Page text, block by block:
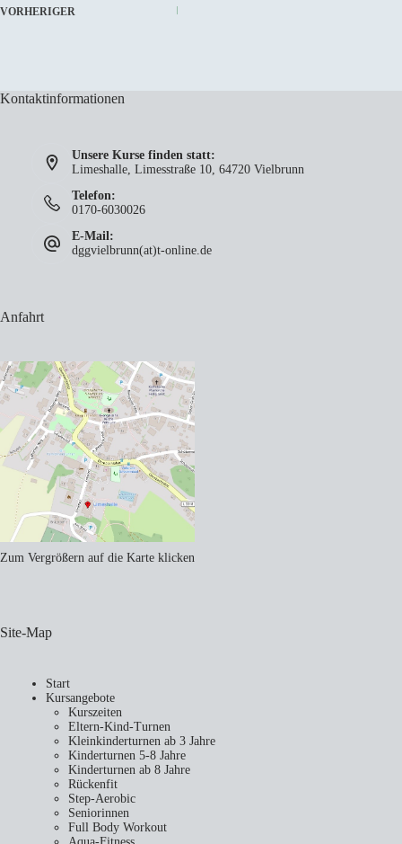
VORHERIGER
Kontaktinformationen
Unsere Kurse finden statt:
Limeshalle, Limesstraße 10, 64720 Vielbrunn
Telefon:
0170-6030026
E-Mail:
dggvielbrunn(at)t-online.de
Anfahrt
Zum Vergrößern auf die Karte klicken
Site-Map
Start
Kursangebote
Kurszeiten
Eltern-Kind-Turnen
Kleinkinderturnen ab 3 Jahre
Kinderturnen 5-8 Jahre
Kinderturnen ab 8 Jahre
Rückenfit
Step-Aerobic
Seniorinnen
Full Body Workout